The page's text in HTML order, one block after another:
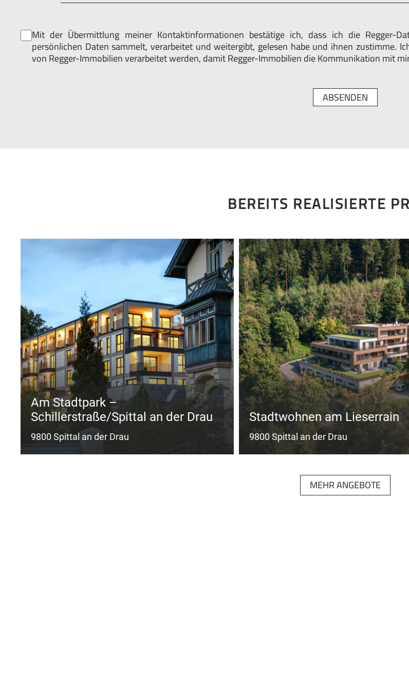
Datenschutz*
Mit der Übermittlung meiner Kontaktinformationen bestätige ich, dass ich die Regger-
persönlichen Daten sammelt, verarbeitet und weitergibt, gelesen habe und ihnen zustimme.
von Regger-Immobilien verarbeitet werden, damit Regger-Immobilien die Kommunikation mit
ABSENDEN
BEREITS REALISIERTE
Am Stadtpark –
Schillerstraße/Spittal an der Drau
9800 Spittal an der Drau
Stadtwohnen am Lieserrain
9800 Spittal an der Drau
MEHR ANGEBOTE